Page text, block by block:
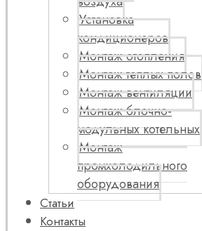
Установка
кондиционеров
Монтаж отопления
Монтаж теплых полов
Монтаж вентиляции
Монтаж блочно-
модульных котельных
Монтаж
промхолодильного
оборудования
Статьи
Контакты